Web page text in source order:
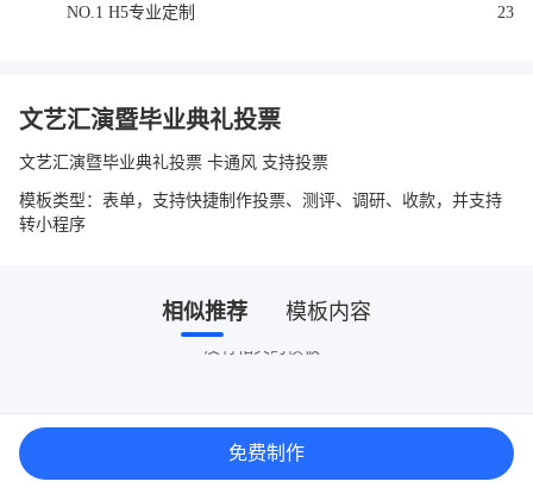
NO.1 H5专业定制 23
文艺汇演暨毕业典礼投票
文艺汇演暨毕业典礼投票 卡通风 支持投票
模板类型：表单，支持快捷制作投票、测评、调研、收款，并支持
转小程序
相似推荐 模板内容
没有相关的模板~
免费制作